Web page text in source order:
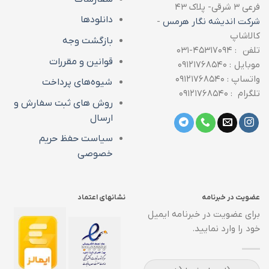
فرعی ۳ شرقی- پلاک ۴۳
شرکت اندیشه نگار هرمس -
کالاشاپ
تلفن : ۴۵۳۱۷۰۹۴-۰۳۱
موبایل : ۰۹۱۲۱۷۶۸۵۴۰
واتساپ : ۰۹۱۲۱۷۶۸۵۴۰
تلگرام : ۰۹۱۲۱۷۶۸۵۴۰
دانلودها
بازگشت وجه
قوانین و مقررات
شیوه‌های پرداخت
روش های ثبت سفارش و
ارسال
سیاست حفظ حریم
خصوصی
عضویت در خبرنامه
برای عضویت در خبرنامه ایمیل
خود را وارد نمایید.
نشانهای اعتماد